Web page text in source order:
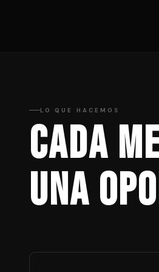
LO QUE HACEMOS
Cada
una